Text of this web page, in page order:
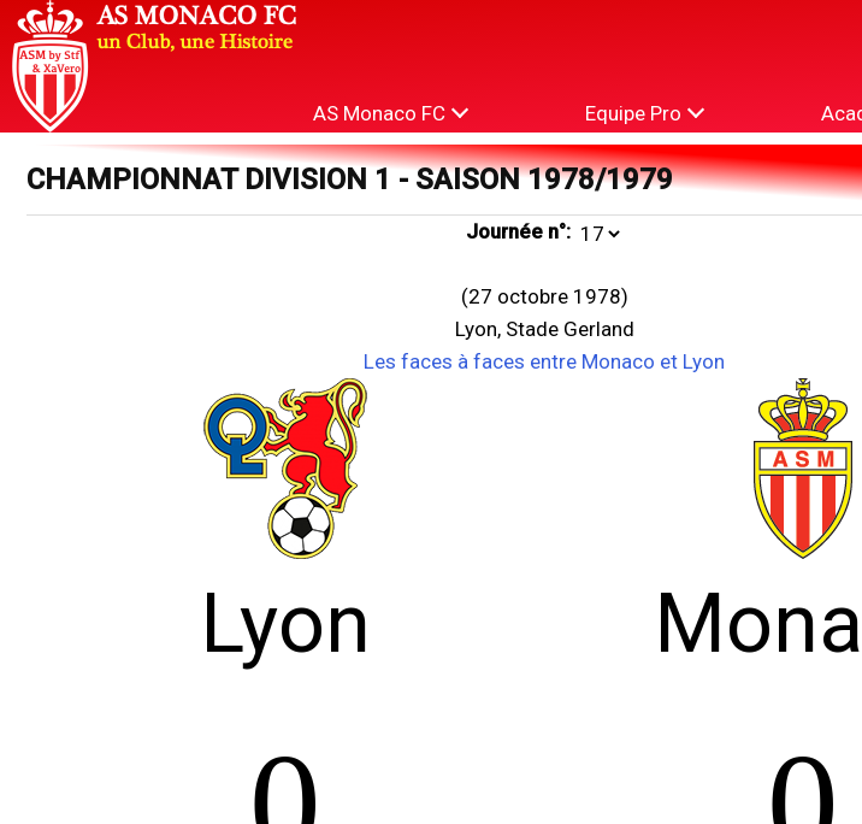
AS Monaco FC Equipe Pro
CHAMPIONNAT DIVISION 1 - SAISON 1978/1979
Journée n°:
(27 octobre 1978)
Lyon, Stade Gerland
Les faces à faces entre Monaco et Lyon
Lyon